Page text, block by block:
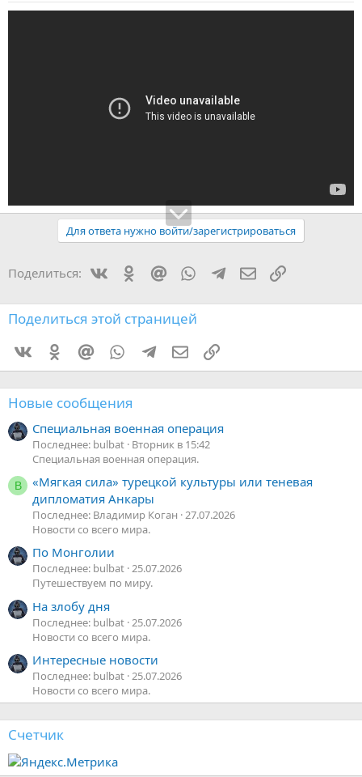
Для ответа нужно войти/зарегистрироваться
Поделиться: VkontakteOdnoklassniki
Mail.ruWhatsAppTelegram
Электронная
Ссылка
Поделиться этой страницей
VkontakteOdnoklassniki
Mail.ruWhatsAppTelegramЭлектронная почта
Ссылка
Новые сообщения
Специальная военная операция
Последнее: bulbat Вторник в 15:42
Специальная военная операция.
В
«Мягкая сила» турецкой культуры или теневая
дипломатия Анкары
Последнее: Владимир Коган 27.07.2026
Новости со всего мира.
По Монголии
Последнее: bulbat 25.07.2026
Путешествуем по миру.
На злобу дня
Последнее: bulbat 25.07.2026
Новости со всего мира.
Интересные новости
Последнее: bulbat 25.07.2026
Новости со всего мира.
Счетчик